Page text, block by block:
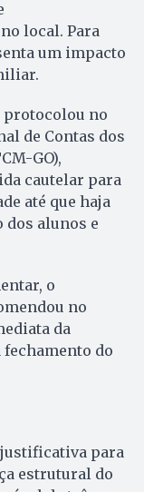
local. Para
um impacto
protocolou no
de Contas dos
GO),
cautelar para
até que haja
alunos e
o
no
da
do
para
estrutural do